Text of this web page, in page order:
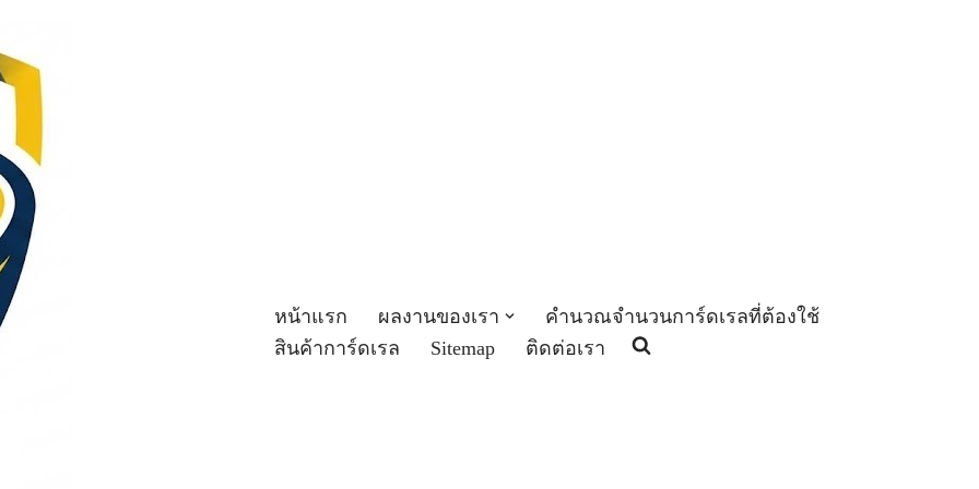
หน้าแรก ผลงานของเรา
คำนวณจำนวนการ์ดเรลที่ต้องใช้
สินค้าการ์ดเรล
Sitemap ติดต่อเรา